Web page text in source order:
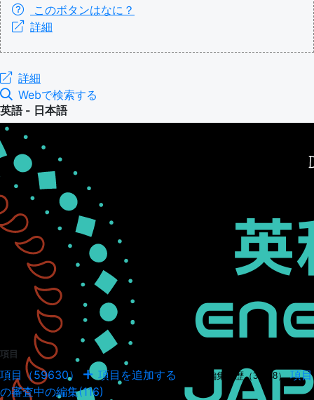
このボタンはなに？
詳細
詳細
Webで検索する
英語 - 日本語
項目
項目（59630） 項目を追加する 項目の編集履歴（34948） 項目
の審査中の編集(116)